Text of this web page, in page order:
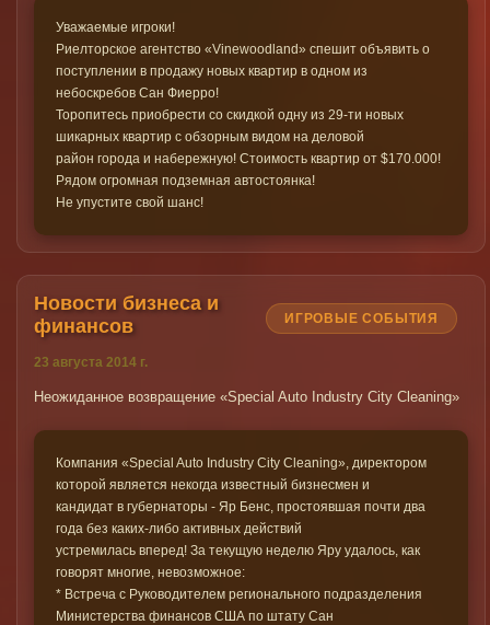
Уважаемые игроки!
Риелторское агентство «Vinewoodland» спешит объявить о
поступлении в продажу новых квартир в одном из
небоскребов Сан Фиерро!
Торопитесь приобрести со скидкой одну из 29-ти новых
шикарных квартир с обзорным видом на деловой
район города и набережную! Стоимость квартир от $170.000!
Рядом огромная подземная автостоянка!
Не упустите свой шанс!
ИГРОВЫЕ СОБЫТИЯ
Новости бизнеса и
финансов
23 августа 2014 г.
Неожиданное возвращение «Special Auto Industry City Cleaning»
Компания «Special Auto Industry City Cleaning», директором
которой является некогда известный бизнесмен и
кандидат в губернаторы - Яр Бенс, простоявшая почти два
года без каких-либо активных действий
устремилась вперед! За текущую неделю Яру удалось, как
говорят многие, невозможное:
* Встреча с Руководителем регионального подразделения
Министерства финансов США по штату Сан